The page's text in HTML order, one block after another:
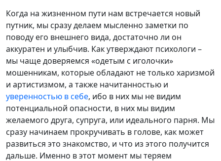
Когда на жизненном пути нам встречается новый
путник, мы сразу делаем мысленно заметки по
поводу его внешнего вида, достаточно ли он
аккуратен и улыбчив. Как утверждают психологи –
мы чаще доверяемся «одетым с иголочки»
мошенникам, которые обладают не только харизмой
и артистизмом, а также начитанностью и
уверенностью в себе, ибо в них мы не видим
потенциальной опасности, в них мы видим
желаемого друга, супруга, или идеального парня. Мы
сразу начинаем прокручивать в голове, как может
развиться это знакомство, и что из этого получится
дальше. Именно в этот момент мы теряем